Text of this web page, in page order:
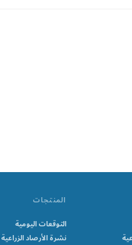
المنتجات
التوقعات اليومية
نشرة الأرصاد